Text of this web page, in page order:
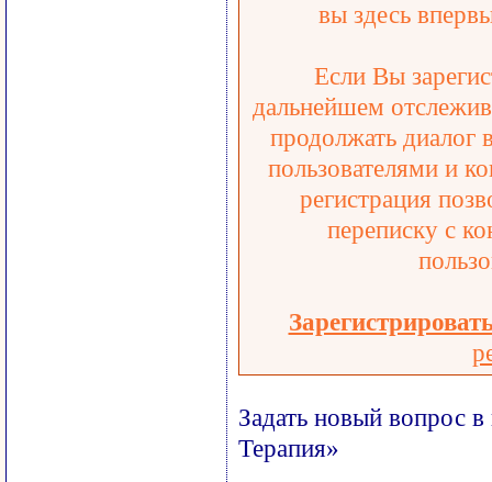
вы здесь
Если Вы
дальнейшем
продолжать диалог
пользователями и
регистрация
переписку с
Задать новый вопрос
Терапия»